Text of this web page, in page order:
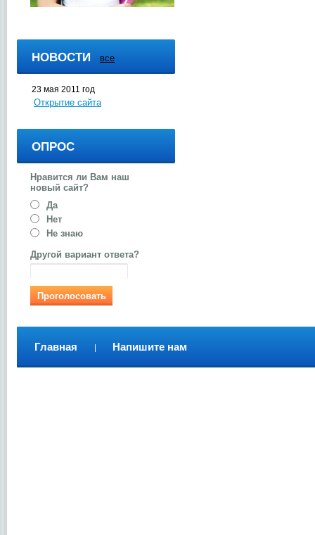
НОВОСТИ все
23 мая 2011 год
Открытие сайта
ОПРОС
Нравится ли Вам наш
новый сайт?
Да
Нет
Не знаю
Другой вариант ответа?
Главная Напишите нам